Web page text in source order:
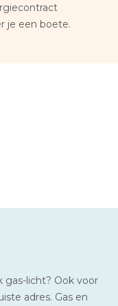
je een boete.
gas-licht? Ook voor
adres. Gas en